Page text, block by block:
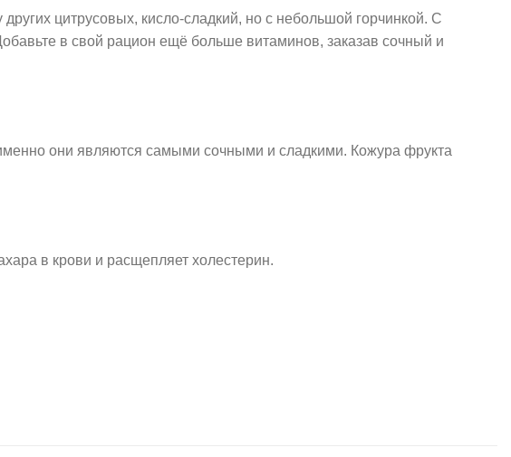
цитрусовых, кисло-сладкий, но с небольшой горчинкой. С
в свой рацион ещё больше витаминов, заказав сочный и
они являются самыми сочными и сладкими. Кожура фрукта
в крови и расщепляет холестерин.